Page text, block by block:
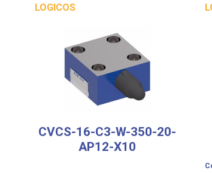
LOGICOS
CVCS-16-C3-W-350-20-
AP12-X10